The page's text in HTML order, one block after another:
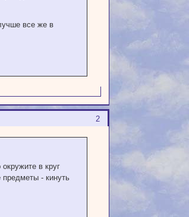
все же в
2
в круг
предметы - кинуть